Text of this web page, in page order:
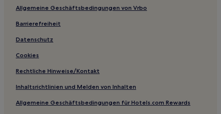
Allgemeine Geschäftsbedingungen von Vrbo
Barrierefreiheit
Datenschutz
Cookies
Rechtliche Hinweise/Kontakt
Inhaltsrichtlinien und Melden von Inhalten
Allgemeine Geschäftsbedingungen für Hotels.com Rewards